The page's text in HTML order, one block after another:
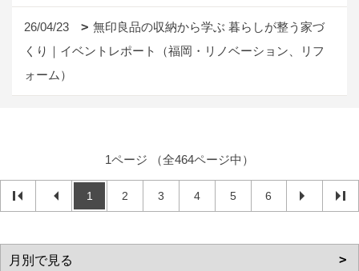
26/04/23
無印良品の収納から学ぶ 暮らしが整う家づ
くり｜イベントレポート（福岡・リノベーション、リフ
ォーム）
1ページ （全464ページ中）
1 2 3 4 5 6